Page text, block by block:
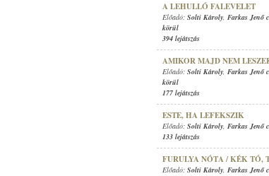
A LEHULLÓ FALEVELET
Előadó: Solti Károly, Farkas Jenő
körül
394 lejátszás
AMIKOR MAJD NEM
Előadó: Solti Károly, Farkas Jenő
körül
177 lejátszás
ESTE, HA LEFEKSZIK
Előadó: Solti Károly, Farkas Jenő
133 lejátszás
FURULYA NÓTA / KÉK TÓ,
Előadó: Solti Károly, Farkas Jenő